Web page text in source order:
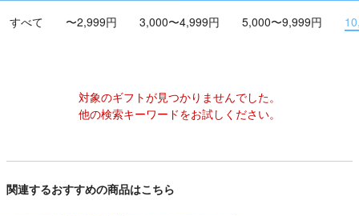
すべて 〜2,999円 3,000〜4,999円 5,000〜9,999円
対象のギフトが見つかりませんでした。
他の検索キーワードをお試しください。
関連するおすすめの商品はこちら